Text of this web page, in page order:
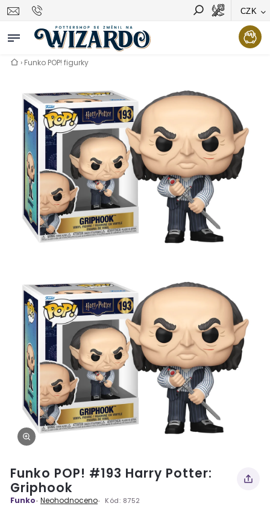
CZK
Vyhledávání Hledat
› Funko POP! figurky
Funko POP! #193 Harry Potter:
Griphook
Funko Neohodnoceno Kód: 8752